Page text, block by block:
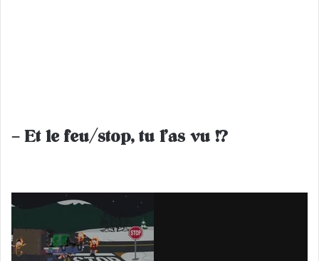
– Et le feu/stop, tu l’as vu !?